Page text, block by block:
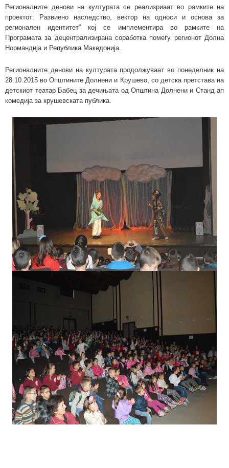
Регионалните денови на културата се реализриаат во рамките на
проектот: Развиено наследство, вектор на односи и основа за
регионален идентитет” кој се имплементира во рамките на
Програмата за децентрализирана соработка помеѓу регионот Долна
Нормандија и Република Македонија.
Регионалните денови на културата продолжуваат во понеделник на
28.10.2015 во Општините Долнени и Крушево, со детска претстава на
детскиот театар Бабец за дечињата од Општина Долнени и Станд ап
комедија за крушевската публика.